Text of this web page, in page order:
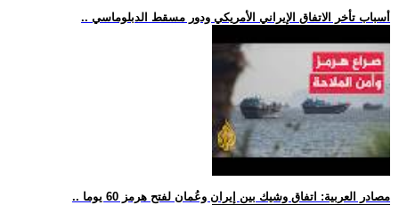
.. أسباب تأخر الاتفاق الإيراني الأمريكي ودور مسقط الدبلوماسي
.. مصادر العربية: اتفاق وشيك بين إيران وعُمان لفتح هرمز 60 يوما